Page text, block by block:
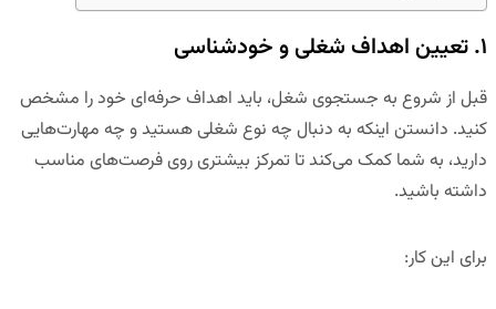
۱. تعیین اهداف شغلی و خودشناسی
قبل از شروع به جستجوی شغل، باید اهداف حرفه‌ای خود را مشخص
کنید. دانستن اینکه به دنبال چه نوع شغلی هستید و چه مهارت‌هایی
دارید، به شما کمک می‌کند تا تمرکز بیشتری روی فرصت‌های مناسب
داشته باشید.
برای این کار: